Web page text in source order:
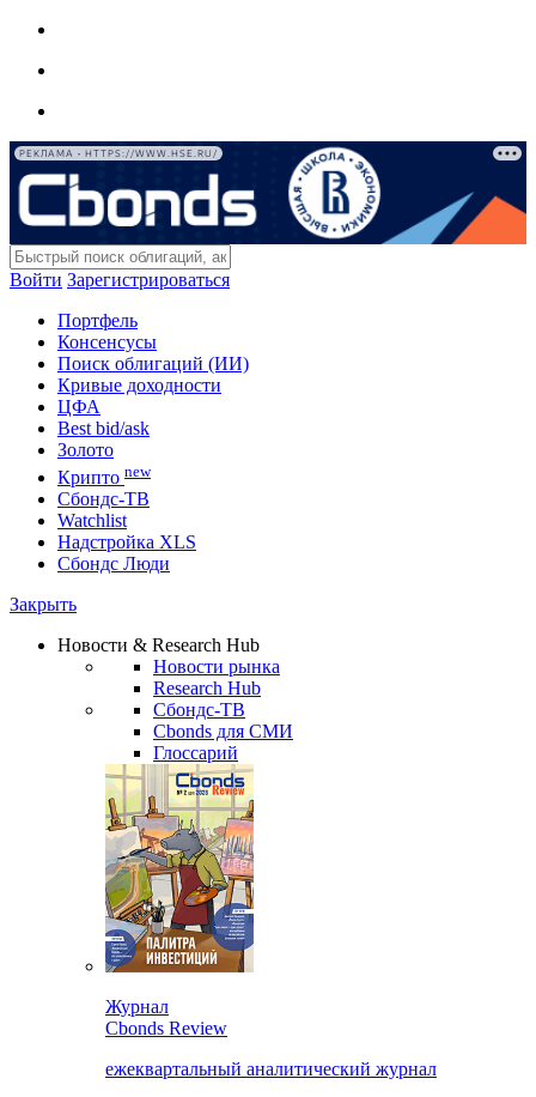
РЕКЛАМА • HTTPS://WWW.HSE.RU/
Войти Зарегистрироваться
Портфель
Консенсусы
Поиск облигаций (ИИ)
Кривые доходности
ЦФА
Best bid/ask
Золото
Крипто new
Сбондс-ТВ
Watchlist
Надстройка XLS
Сбондс Люди
Закрыть
Новости & Research Hub
Новости рынка
Research Hub
Сбондс-ТВ
Cbonds для СМИ
Глоссарий
Журнал
Cbonds Review
ежеквартальный аналитический журнал